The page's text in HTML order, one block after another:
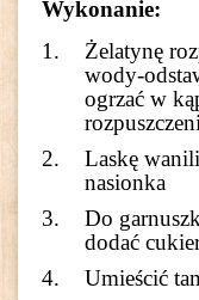
Wykonanie:
Żelatynę
wody-
ogrzać w
Laskę
nasionka
Do
dodać
Umieścić